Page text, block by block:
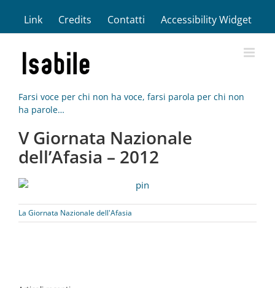
contenuto
Link Credits Contatti Accessibility Widget
Farsi voce per chi non ha voce, farsi parola per chi non
ha parole…
V Giornata Nazionale
dell’Afasia – 2012
La Giornata Nazionale dell'Afasia